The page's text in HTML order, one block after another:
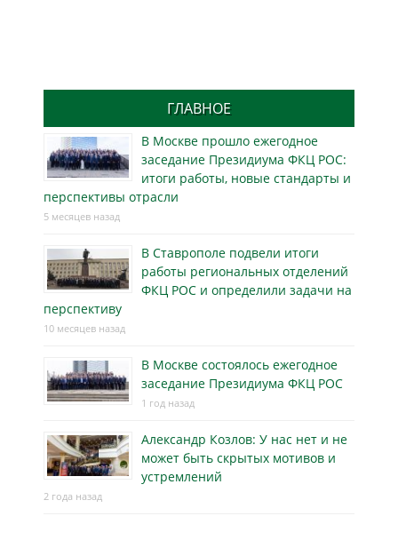
ГЛАВНОЕ
В Москве прошло ежегодное
заседание Президиума ФКЦ РОС:
итоги работы, новые стандарты и
перспективы отрасли
5 месяцев назад
В Ставрополе подвели итоги
работы региональных отделений
ФКЦ РОС и определили задачи на
перспективу
10 месяцев назад
В Москве состоялось ежегодное
заседание Президиума ФКЦ РОС
1 год назад
Александр Козлов: У нас нет и не
может быть скрытых мотивов и
устремлений
2 года назад